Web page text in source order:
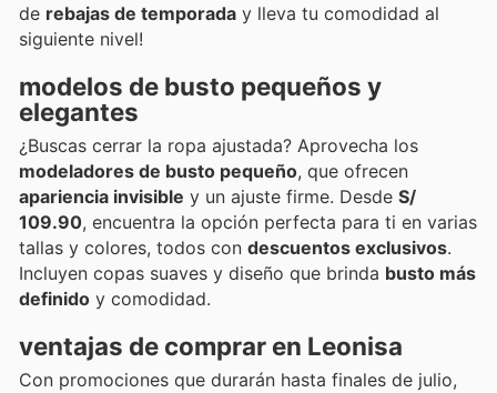
de rebajas de temporada y lleva tu comodidad al
siguiente nivel!
modelos de busto pequeños y
elegantes
¿Buscas cerrar la ropa ajustada? Aprovecha los
modeladores de busto pequeño, que ofrecen
apariencia invisible y un ajuste firme. Desde S/
109.90, encuentra la opción perfecta para ti en varias
tallas y colores, todos con descuentos exclusivos.
Incluyen copas suaves y diseño que brinda busto más
definido y comodidad.
ventajas de comprar en Leonisa
Con promociones que durarán hasta finales de julio,